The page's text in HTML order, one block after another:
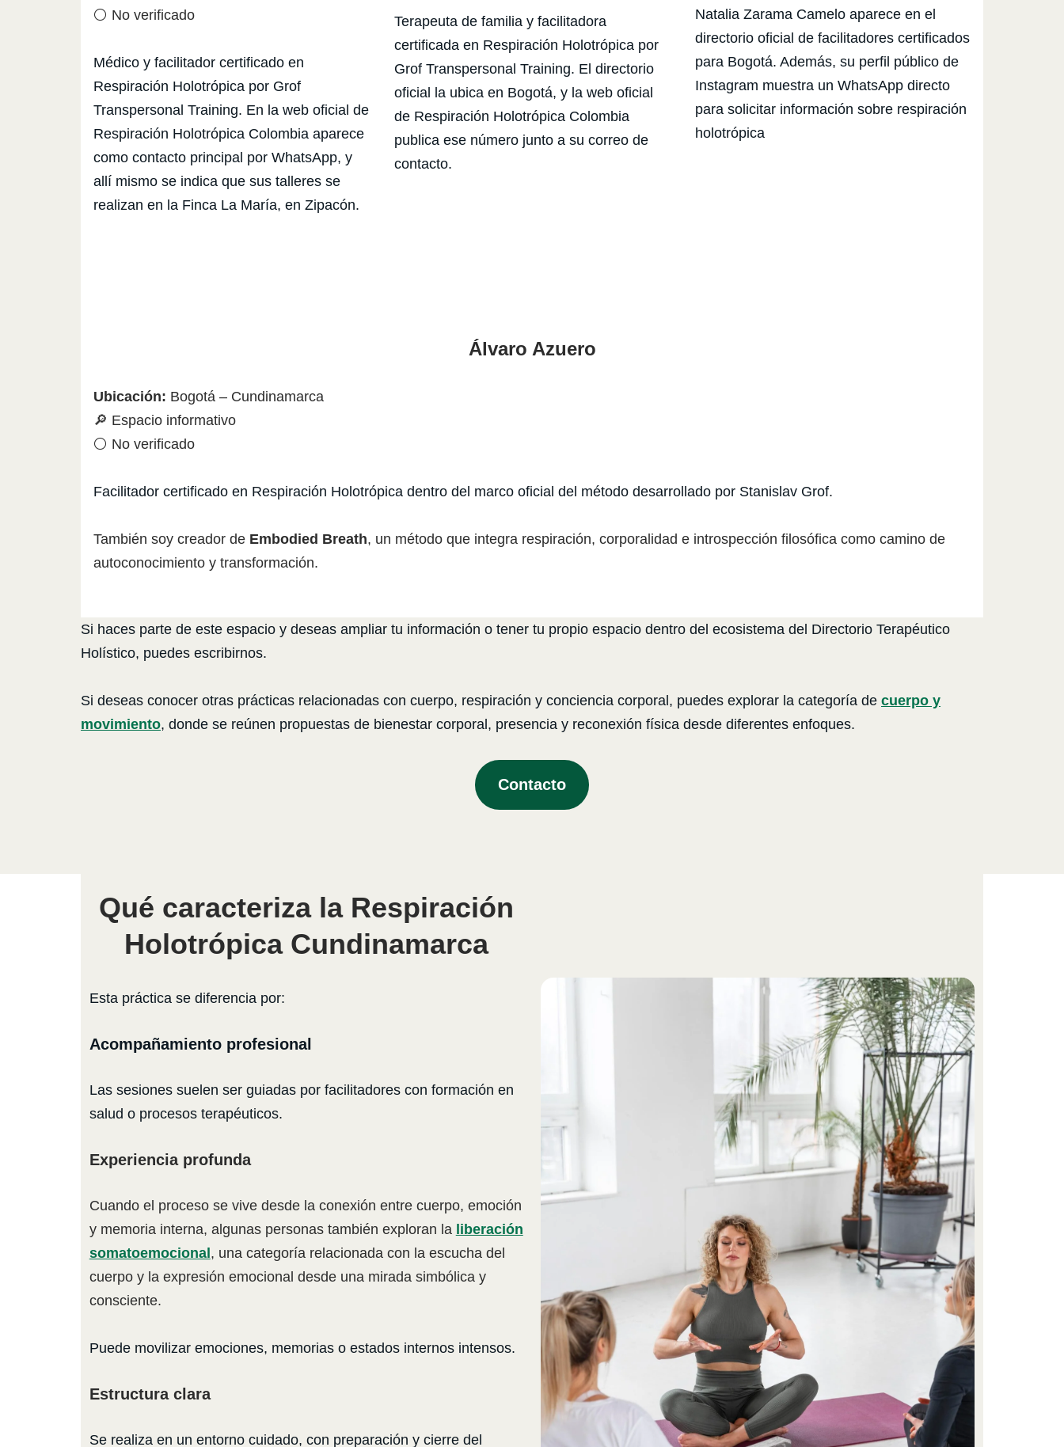
⚪ No verificado
Médico y facilitador certificado en
Respiración Holotrópica por Grof
Transpersonal Training. En la web oficial de
Respiración Holotrópica Colombia aparece
como contacto principal por WhatsApp, y
allí mismo se indica que sus talleres se
realizan en la Finca La María, en Zipacón.
Terapeuta de familia y facilitadora
certificada en Respiración Holotrópica por
Grof Transpersonal Training. El directorio
oficial la ubica en Bogotá, y la web oficial
de Respiración Holotrópica Colombia
publica ese número junto a su correo de
contacto.
Natalia Zarama Camelo aparece en el
directorio oficial de facilitadores certificados
para Bogotá. Además, su perfil público de
Instagram muestra un WhatsApp directo
para solicitar información sobre respiración
holotrópica
Álvaro Azuero
Ubicación: Bogotá – Cundinamarca
🔎 Espacio informativo
⚪ No verificado
Facilitador certificado en Respiración Holotrópica dentro del marco oficial del método desarrollado por Stanislav Grof.
También soy creador de Embodied Breath, un método que integra respiración, corporalidad e introspección filosófica como camino de
autoconocimiento y transformación.
Si haces parte de este espacio y deseas ampliar tu información o tener tu propio espacio dentro del ecosistema del Directorio Terapéutico
Holístico, puedes escribirnos.
Si deseas conocer otras prácticas relacionadas con cuerpo, respiración y conciencia corporal, puedes explorar la categoría de cuerpo y
movimiento, donde se reúnen propuestas de bienestar corporal, presencia y reconexión física desde diferentes enfoques.
Contacto
Qué caracteriza la Respiración
Holotrópica Cundinamarca
Esta práctica se diferencia por:
Acompañamiento profesional
Las sesiones suelen ser guiadas por facilitadores con formación en
salud o procesos terapéuticos.
Experiencia profunda
Cuando el proceso se vive desde la conexión entre cuerpo, emoción
y memoria interna, algunas personas también exploran la liberación
somatoemocional, una categoría relacionada con la escucha del
cuerpo y la expresión emocional desde una mirada simbólica y
consciente.
Puede movilizar emociones, memorias o estados internos intensos.
Estructura clara
Se realiza en un entorno cuidado, con preparación y cierre del